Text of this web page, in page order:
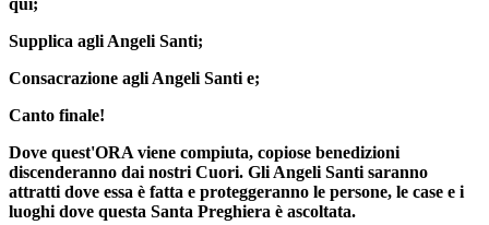
qui;
Supplica agli Angeli Santi;
Consacrazione agli Angeli Santi e;
Canto finale!
Dove quest'ORA viene compiuta, copiose benedizioni
discenderanno dai nostri Cuori. Gli Angeli Santi saranno
attratti dove essa è fatta e proteggeranno le persone, le case e i
luoghi dove questa Santa Preghiera è ascoltata.